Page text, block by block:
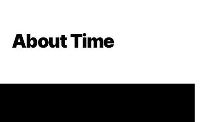
About Time